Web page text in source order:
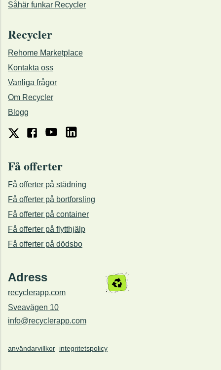
Såhär funkar Recycler
Recycler
Rehome Marketplace
Kontakta oss
Vanliga frågor
Om Recycler
Blogg
Få offerter
Få offerter på städning
Få offerter på bortforsling
Få offerter på container
Få offerter på flytthjälp
Få offerter på dödsbo
Adress
recyclerapp.com
Sveavägen 10
info@recyclerapp.com
användarvillkor integritetspolicy